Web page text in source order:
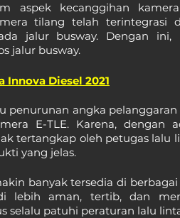
aspek kecanggihan
tilang telah terintegrasi
jalur busway. Dengan
jalur busway.
Innova Diesel 2021
penurunan angka
E-TLE. Karena, dengan
tertangkap oleh petugas lalu
yang jelas.
banyak tersedia di
lebih aman, tertib, dan
selalu patuhi peraturan lalu